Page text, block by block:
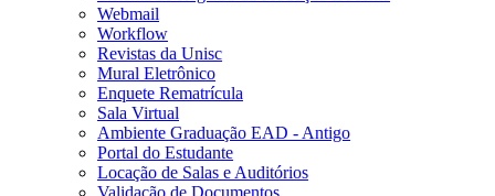
Webmail
Workflow
Revistas da Unisc
Mural Eletrônico
Enquete Rematrícula
Sala Virtual
Ambiente Graduação EAD - Antigo
Portal do Estudante
Locação de Salas e Auditórios
Validação de Documentos